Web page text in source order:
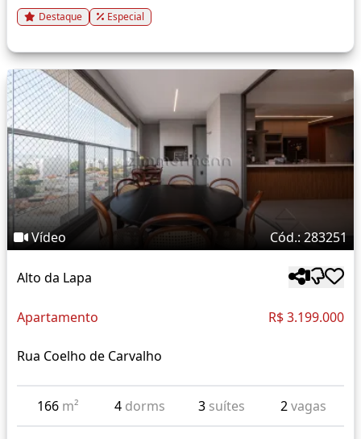
Destaque Especial
Vídeo Cód.: 283251
Alto da Lapa
Apartamento R$ 3.199.000
Rua Coelho de Carvalho
166 m² 4 dorms 3 suítes 2vagas